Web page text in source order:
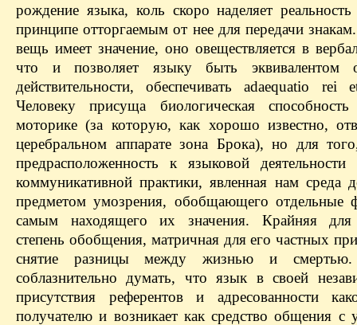
рождение языка, коль скоро наделяет
принципе отторгаемым от нее для передачи
вещь имеет значение, оно овеществляется в
что и позволяет языку быть эквивалентом
действительности, обеспечивать adaequatio rei
Человеку присуща биологическая
моторике (за которую, как хорошо известно,
церебральном аппарате зона Брока), но для
предрасположенность к языковой
коммуникативной практики, явленная нам среда
предметом умозрения, обобщающего отдельные
самым находящего их значения. Крайняя
степень обобщения, матричная для его частных
снятие разницы между жизнью и
соблазнительно думать, что язык в своей
присутствия референтов и адресованности
получателю и возникает как средство общения с